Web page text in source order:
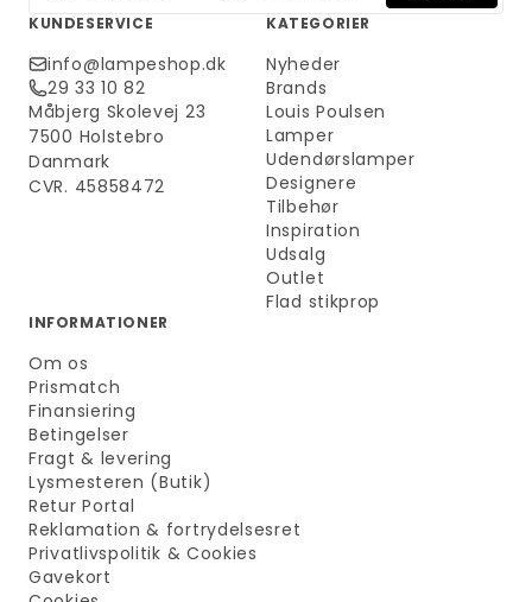
KUNDESERVICE
info@lampeshop.dk
29 33 10 82
Måbjerg Skolevej 23
7500 Holstebro
Danmark
CVR. 45858472
KATEGORIER
Nyheder
Brands
Louis Poulsen
Lamper
Udendørslamper
Designere
Tilbehør
Inspiration
Udsalg
Outlet
Flad stikprop
INFORMATIONER
Om os
Prismatch
Finansiering
Betingelser
Fragt & levering
Lysmesteren (Butik)
Retur Portal
Reklamation & fortrydelsesret
Privatlivspolitik & Cookies
Gavekort